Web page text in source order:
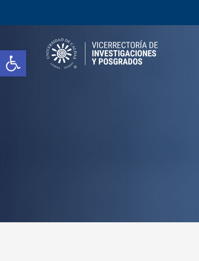
Abrir barra de herramientas